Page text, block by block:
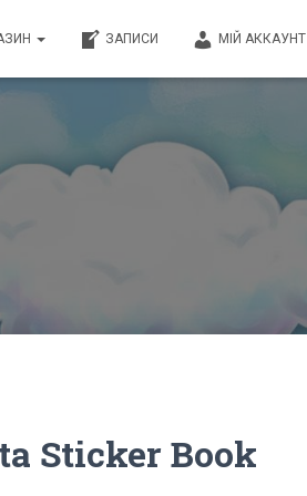
ЗАПИСИ МІЙ АККАУНТ
Sticker Book